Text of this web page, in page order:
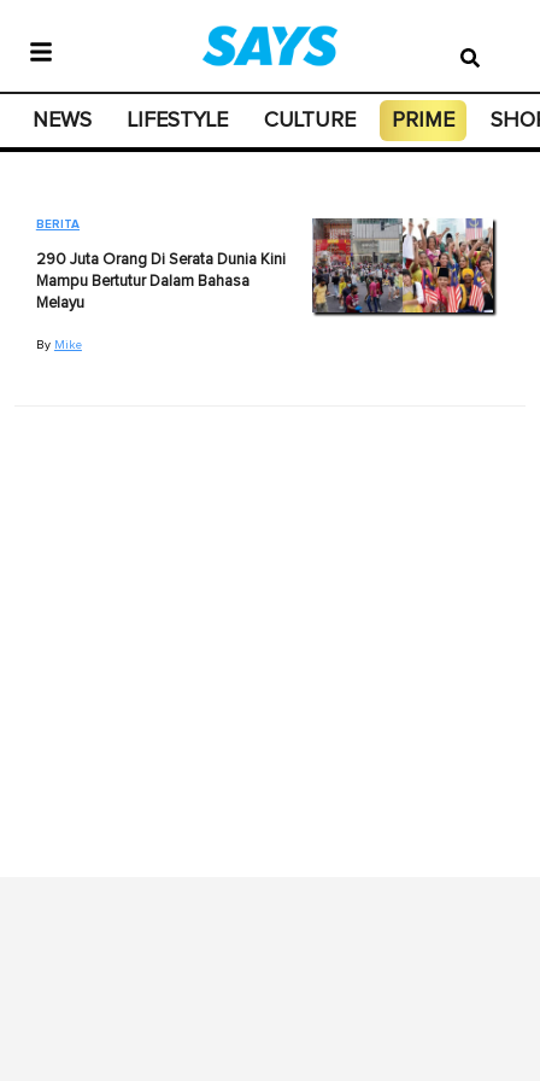
NEWS LIFESTYLE CULTURE PRIME
BERITA
290 Juta Orang Di Serata Dunia Kini
Mampu Bertutur Dalam Bahasa
Melayu
By Mike